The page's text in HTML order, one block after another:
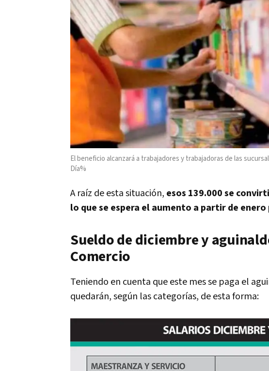
El beneficio alcanzará a trabajadores y trabajadoras de las
Día%
A raíz de esta situación, esos 139.000 se
lo que se espera el aumento a partir de
Sueldo de diciembre y
Comercio
Teniendo en cuenta que este mes se paga el
quedarán, según las categorías, de esta forma: